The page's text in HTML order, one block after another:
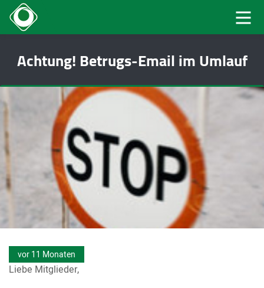
Achtung! Betrugs-Email im Umlauf
vor 11 Monaten
Liebe Mitglieder,